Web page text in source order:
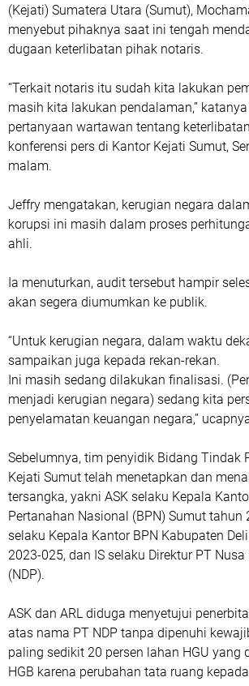
(Kejati) Sumatera Utara (Sumut),
menyebut pihaknya saat ini tengah
dugaan keterlibatan pihak notaris.
“Terkait notaris itu sudah kita lakukan
masih kita lakukan pendalaman,”
pertanyaan wartawan tentang
konferensi pers di Kantor Kejati Sumut,
malam.
Jeffry mengatakan, kerugian negara
korupsi ini masih dalam proses
ahli.
Ia menuturkan, audit tersebut hampir
akan segera diumumkan ke publik.
“Untuk kerugian negara, dalam waktu
sampaikan juga kepada rekan-rekan.
Ini masih sedang dilakukan finalisasi.
menjadi kerugian negara) sedang kita
penyelamatan keuangan negara,”
Sebelumnya, tim penyidik Bidang Tindak
Kejati Sumut telah menetapkan dan
tersangka, yakni ASK selaku Kepala
Pertanahan Nasional (BPN) Sumut tahun
selaku Kepala Kantor BPN Kabupaten
2023-025, dan IS selaku Direktur PT
(NDP).
ASK dan ARL diduga menyetujui
atas nama PT NDP tanpa dipenuhi
paling sedikit 20 persen lahan HGU yang
HGB karena perubahan tata ruang